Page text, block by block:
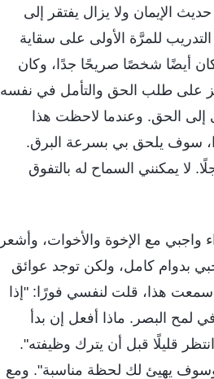
الإيمان ولا يزال يفتقر إلى
للمرَّة الأولى على سقاية
أيضًا شخصًا صريحًا جدًا، وكان
على طلب الحق والتأمل في نفسه
الحق. وعندما لاحظت هذا
سوف يلحق بي بسرعة البرق.
يمكنني السماح له بالتفوق
واجبي مع الإخوة والأخوات، وأشعر
بدوام كامل، ولكن توجد عوائق
هذا، قلت لنفسي فورًا: "إذا
لمح البصر. ماذا أفعل إن بدأ
قليلًا قبل أن يترك وظيفته".
يهيئ لك لحظة مناسبة". ومع